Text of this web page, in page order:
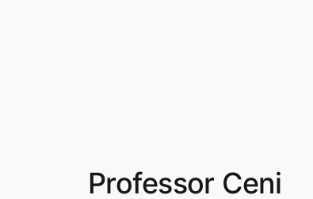
Professor Ceni